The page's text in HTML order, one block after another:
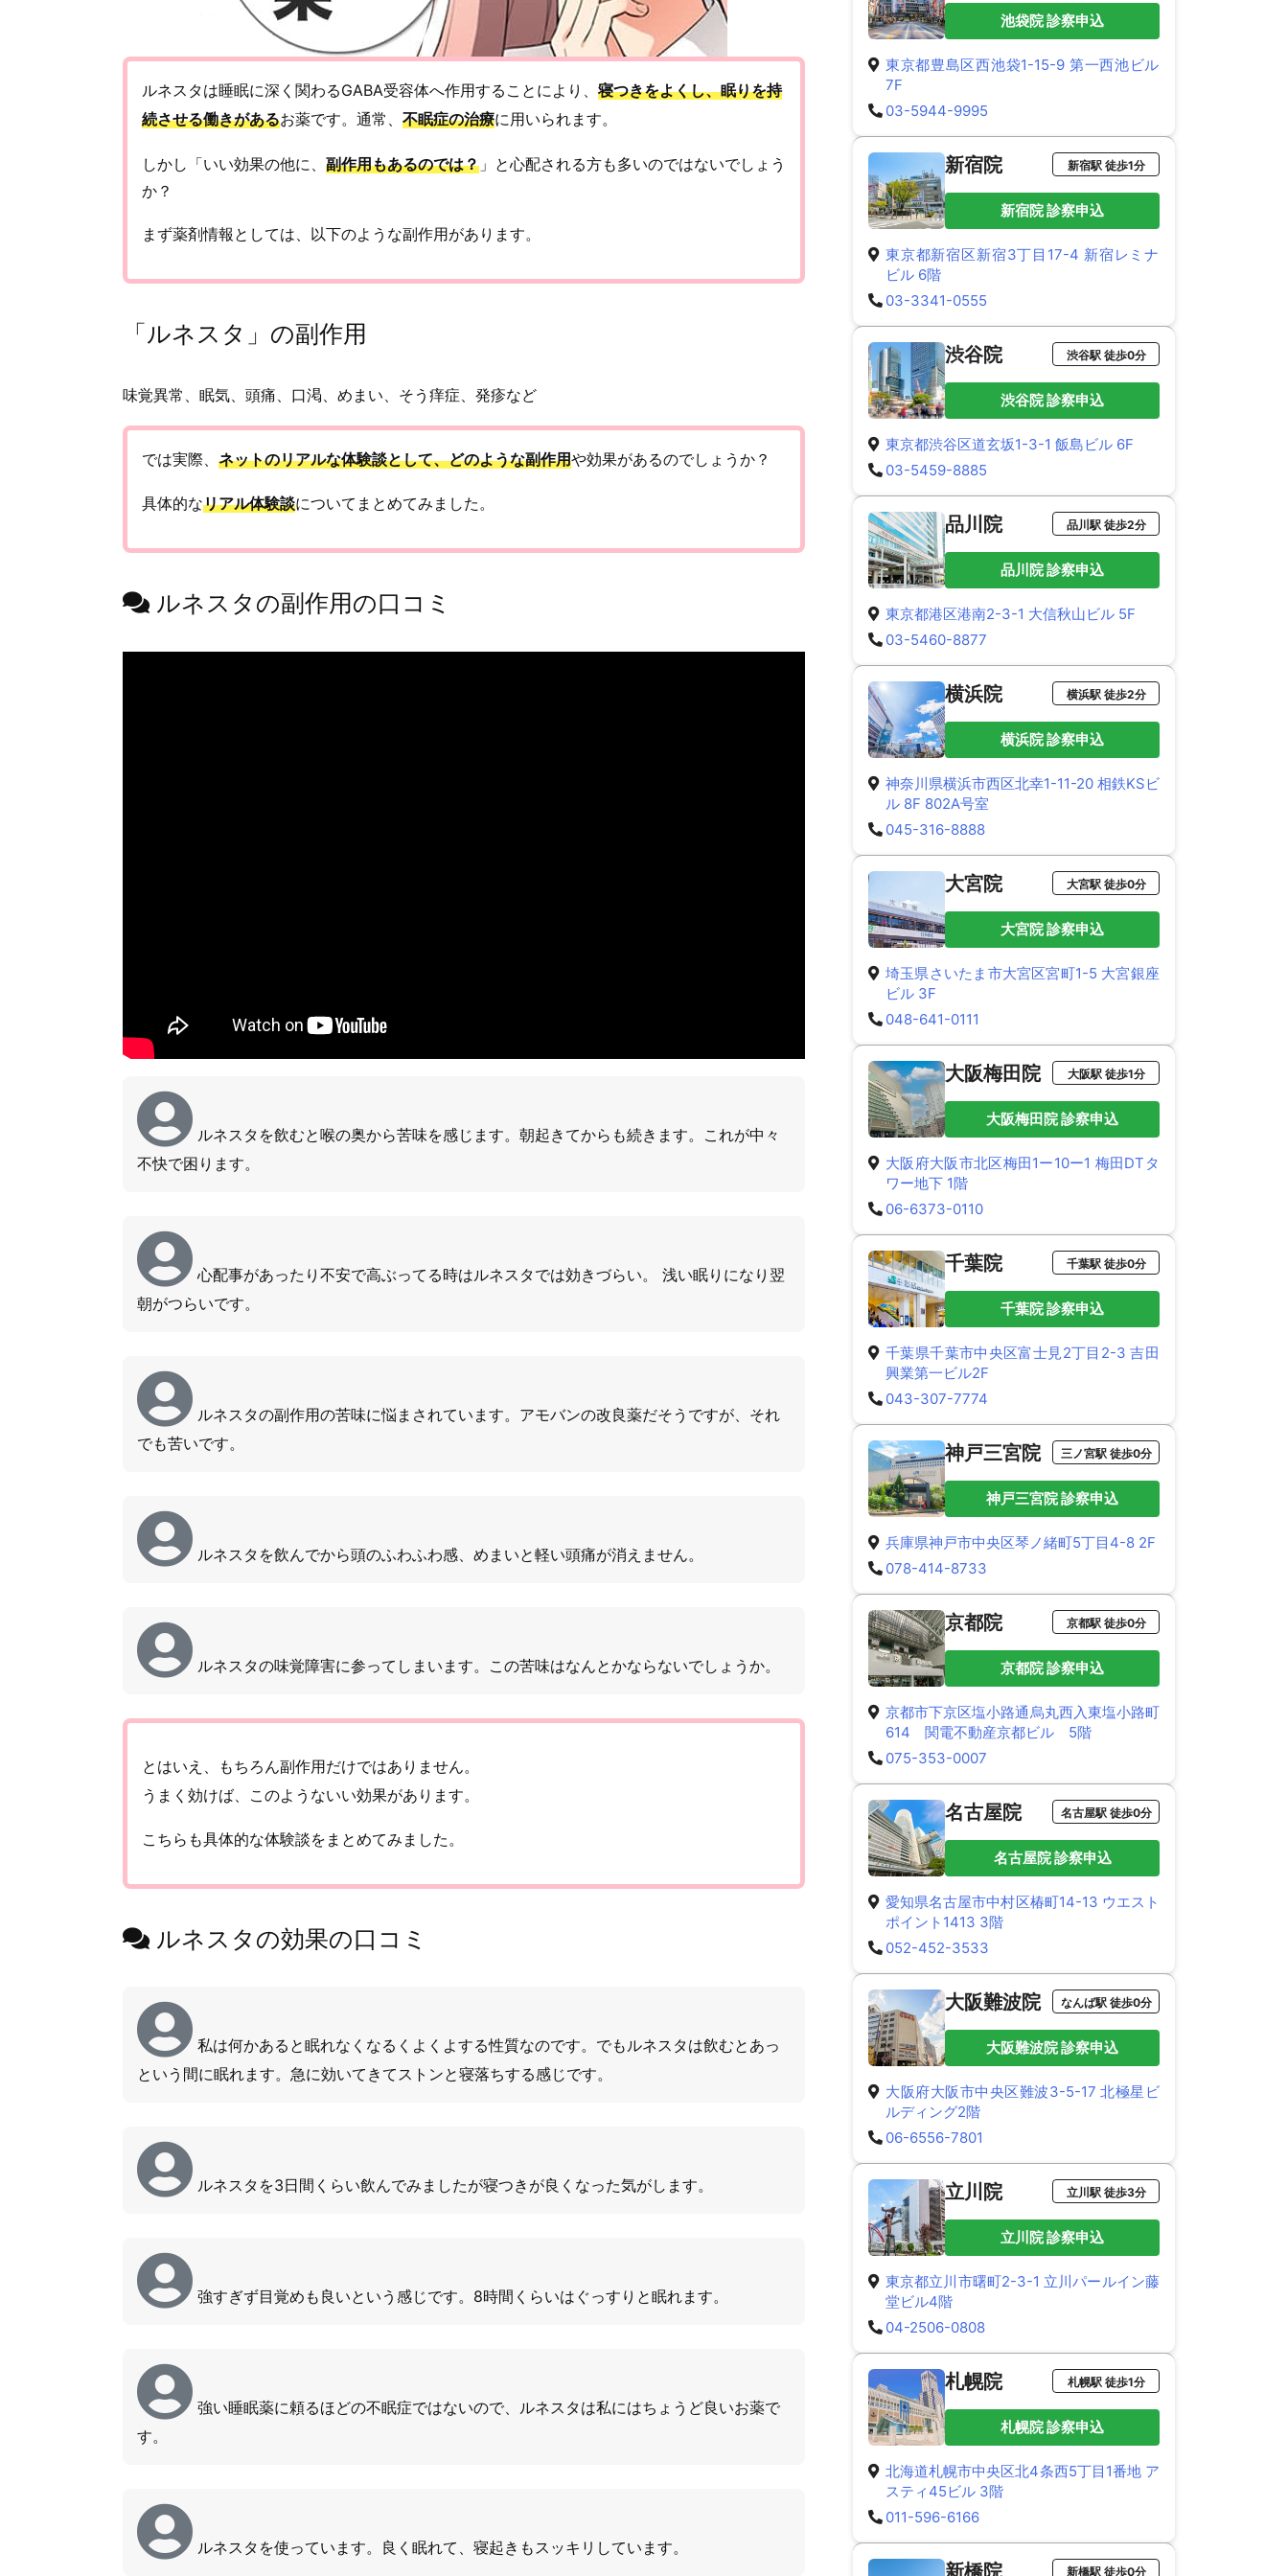
ルネスタは睡眠に深く関わるGABA受容体へ作用することにより、 寝つきをよくし、眠りを持
続させる働きがあるお薬です。通常、 不眠症の治療に用いられます。
しかし「いい効果の他に、 副作用もあるのでは？ 」と心配される方も多いのではないでしょう
か？
まず薬剤情報としては、以下のような副作用があります。
「ルネスタ」の副作用
味覚異常、眠気、頭痛、口渇、めまい、そう痒症、発疹など
では実際、 ネットのリアルな体験談として、どのような副作用や効果があるのでしょうか？
具体的なリアル体験談についてまとめてみました。
ルネスタの副作用の口コミ
ルネスタを飲むと喉の奥から苦味を感じます。朝起きてからも続きます。これが中々
不快で困ります。
心配事があったり不安で高ぶってる時はルネスタでは効きづらい。 浅い眠りになり翌
朝がつらいです。
ルネスタの副作用の苦味に悩まされています。アモバンの改良薬だそうですが、それ
でも苦いです。
ルネスタを飲んでから頭のふわふわ感、めまいと軽い頭痛が消えません。
ルネスタの味覚障害に参ってしまいます。この苦味はなんとかならないでしょうか。
とはいえ、もちろん副作用だけではありません。
うまく効けば、このようないい効果があります。
こちらも具体的な体験談をまとめてみました。
ルネスタの効果の口コミ
私は何かあると眠れなくなるくよくよする性質なのです。でもルネスタは飲むとあっ
という間に眠れます。急に効いてきてストンと寝落ちする感じです。
ルネスタを3日間くらい飲んでみましたが寝つきが良くなった気がします。
強すぎず目覚めも良いという感じです。8時間くらいはぐっすりと眠れます。
強い睡眠薬に頼るほどの不眠症ではないので、ルネスタは私にはちょうど良いお薬で
す。
ルネスタを使っています。良く眠れて、寝起きもスッキリしています。
池袋院 診察申込
東京都豊島区西池袋1-15-9 第一西池ビル
7F
03-5944-9995
新宿院 新宿駅 徒歩1分
新宿院 診察申込
東京都新宿区新宿3丁目17-4 新宿レミナ
ビル 6階
03-3341-0555
渋谷院 渋谷駅 徒歩0分
渋谷院 診察申込
東京都渋谷区道玄坂1-3-1 飯島ビル 6F
03-5459-8885
品川院 品川駅 徒歩2分
品川院 診察申込
東京都港区港南2-3-1 大信秋山ビル 5F
03-5460-8877
横浜院 横浜駅 徒歩2分
横浜院 診察申込
神奈川県横浜市西区北幸1-11-20 相鉄KSビ
ル 8F 802A号室
045-316-8888
大宮院 大宮駅 徒歩0分
大宮院 診察申込
埼玉県さいたま市大宮区宮町1-5 大宮銀座
ビル 3F
048-641-0111
大阪梅田院 大阪駅 徒歩1分
大阪梅田院 診察申込
大阪府大阪市北区梅田1ー10ー1 梅田DTタ
ワー地下 1階
06-6373-0110
千葉院 千葉駅 徒歩0分
千葉院 診察申込
千葉県千葉市中央区富士見2丁目2-3 吉田
興業第一ビル2F
043-307-7774
神戸三宮院 三ノ宮駅 徒歩0分
神戸三宮院 診察申込
兵庫県神戸市中央区琴ノ緒町5丁目4-8 2F
078-414-8733
京都院 京都駅 徒歩0分
京都院 診察申込
京都市下京区塩小路通烏丸西入東塩小路町
614 関電不動産京都ビル 5階
075-353-0007
名古屋院 名古屋駅 徒歩0分
名古屋院 診察申込
愛知県名古屋市中村区椿町14-13 ウエスト
ポイント1413 3階
052-452-3533
大阪難波院 なんば駅 徒歩0分
大阪難波院 診察申込
大阪府大阪市中央区難波3-5-17 北極星ビ
ルディング2階
06-6556-7801
立川院 立川駅 徒歩3分
立川院 診察申込
東京都立川市曙町2-3-1 立川パールイン藤
堂ビル4階
04-2506-0808
札幌院 札幌駅 徒歩1分
札幌院 診察申込
北海道札幌市中央区北4条西5丁目1番地 ア
スティ45ビル 3階
011-596-6166
新橋院 新橋駅 徒歩0分